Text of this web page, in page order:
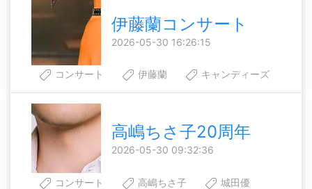
伊藤蘭コンサート
2026-05-30 16:26:15
コンサート 伊藤蘭 キャンディーズ
高嶋ちさ子20周年
2026-05-30 09:32:36
コンサート 高嶋ちさ子 城田優